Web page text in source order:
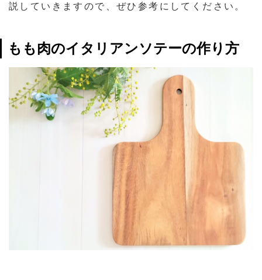
説していきますので、ぜひ参考にしてください。
もも肉のイタリアンソテーの作り方